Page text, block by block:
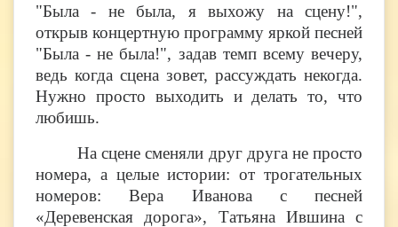
"Была - не была, я выхожу на сцену!",
открыв концертную программу яркой песней
"Была - не была!", задав темп всему вечеру,
ведь когда сцена зовет, рассуждать некогда.
Нужно просто выходить и делать то, что
любишь.
На сцене сменяли друг друга не просто
номера, а целые истории: от трогательных
номеров: Вера Иванова с песней
«Деревенская дорога», Татьяна Ившина с